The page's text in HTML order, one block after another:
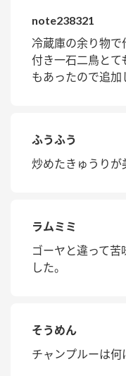
note238321
冷蔵庫の余り物
付き一石二鳥とて
もあったので追加
ふうふう
炒めたきゅうりが
ラムミミ
ゴーヤと違って
した。
そうめん
チャンプルーは何